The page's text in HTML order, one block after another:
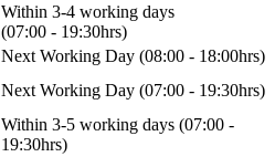
Within 3-4 working days
(07:00 - 19:30hrs)
Next Working Day (08:00 - 18:00hrs)
Next Working Day (07:00 - 19:30hrs)
Within 3-5 working days (07:00 -
19:30hrs)